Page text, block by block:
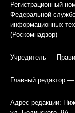
Регистрационный
Федеральной
информационных
(Роскомнадзор)
Учредитель —
Главный редактор
Адрес редакции: